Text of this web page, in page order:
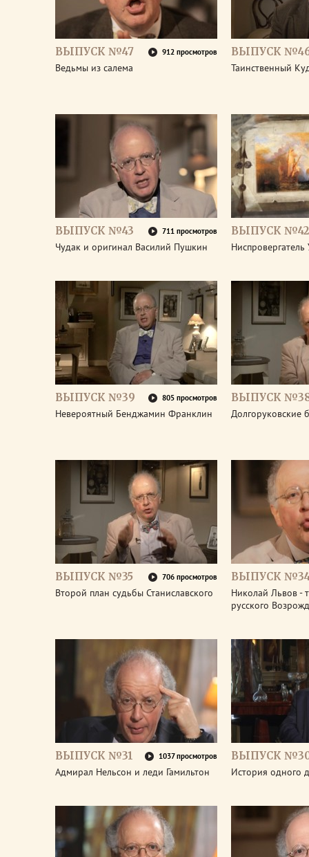
ВЫПУСК №47 912 просмотров
Ведьмы из салема
ВЫПУСК
Таинственный
ВЫПУСК №43 711 просмотров
Чудак и оригинал Василий Пушкин
ВЫПУСК №42
ВЫПУСК №39 805 просмотров
Невероятный Бенджамин Франклин
ВЫПУСК
Долгоруковские
ВЫПУСК №35 706 просмотров
Второй план судьбы Станиславского
ВЫПУСК
Николай Львов -
русского
ВЫПУСК №31 1037 просмотров
Адмирал Нельсон и леди Гамильтон
ВЫПУСК
История одного